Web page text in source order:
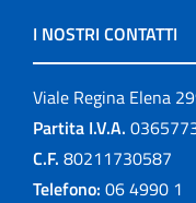
I NOSTRI CONTATTI
Viale Regina Elena
Partita I.V.A.
C.F. 80211730587
Telefono: 06 4990 1